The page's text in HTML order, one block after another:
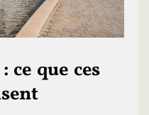
ce que ces